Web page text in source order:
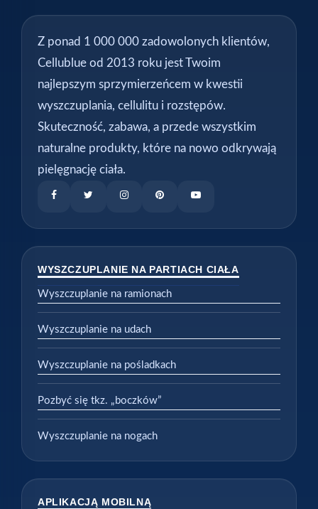
Z ponad 1 000 000 zadowolonych klientów,
Cellublue od 2013 roku jest Twoim
najlepszym sprzymierzeńcem w kwestii
wyszczuplania, cellulitu i rozstępów.
Skuteczność, zabawa, a przede wszystkim
naturalne produkty, które na nowo odkrywają
pielęgnację ciała.
WYSZCZUPLANIE NA PARTIACH CIAŁA
Wyszczuplanie na ramionach
Wyszczuplanie na udach
Wyszczuplanie na pośladkach
Pozbyć się tkz. „boczków”
Wyszczuplanie na nogach
APLIKACJĄ MOBILNĄ